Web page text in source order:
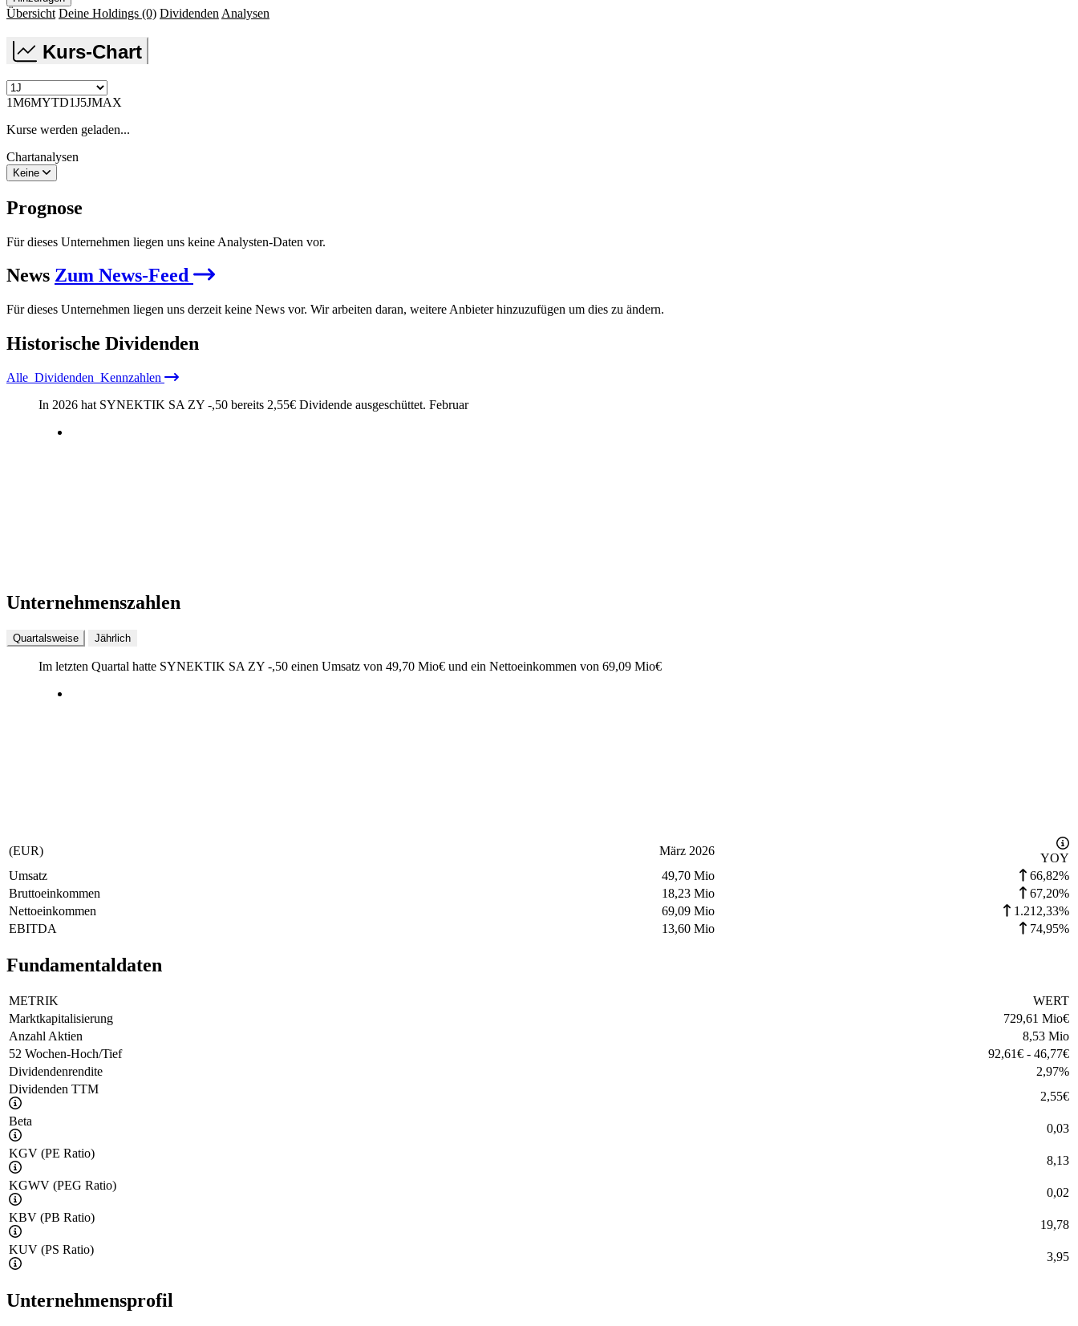
Übersicht Deine Holdings (0) Dividenden Analysen
Kurs-Chart
1M6MYTD1J5JMAX
Kurse werden geladen...
Chartanalysen
Keine
Prognose
Für dieses Unternehmen liegen uns keine Analysten-Daten vor.
News Zum News-Feed
Für dieses Unternehmen liegen uns derzeit keine News vor. Wir arbeiten daran, weitere Anbieter hinzuzufügen um dies zu ändern.
Historische Dividenden
Alle Dividenden Kennzahlen
In 2026 hat SYNEKTIK SA ZY -,50 bereits 2,55€ Dividende ausgeschüttet. Februar
Unternehmenszahlen
Quartalsweise Jährlich
Im letzten Quartal hatte SYNEKTIK SA ZY -,50 einen Umsatz von 49,70 Mio€ und ein Nettoeinkommen von 69,09 Mio€
(EUR) März 2026
YOY
Umsatz
49,70 Mio
66,82%
Bruttoeinkommen
18,23 Mio
67,20%
Nettoeinkommen
69,09 Mio
1.212,33%
EBITDA
13,60 Mio 74,95%
Fundamentaldaten
METRIK
WERT
Marktkapitalisierung
729,61 Mio€
Anzahl Aktien
8,53 Mio
52 Wochen-Hoch/Tief
92,61€ - 46,77€
Dividendenrendite
2,97%
Dividenden TTM
2,55€
Beta
0,03
KGV (PE Ratio)
8,13
KGWV (PEG Ratio)
0,02
KBV (PB Ratio)
19,78
KUV (PS Ratio)
3,95
Unternehmensprofil